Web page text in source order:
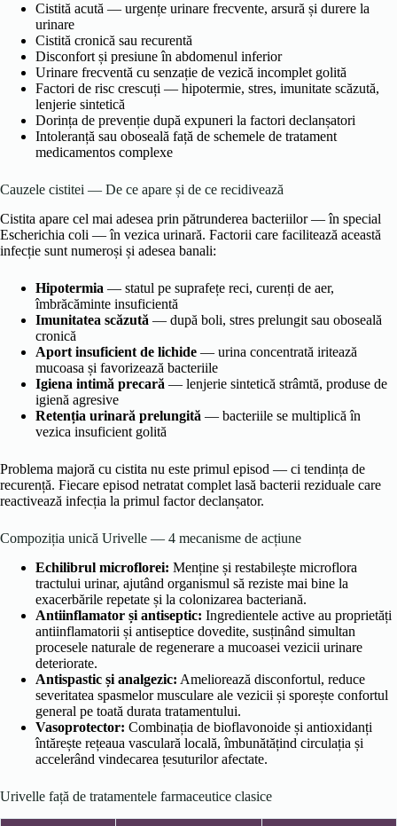
Cistită acută — urgențe urinare frecvente, arsură și durere la
urinare
Cistită cronică sau recurentă
Disconfort și presiune în abdomenul inferior
Urinare frecventă cu senzație de vezică incomplet golită
Factori de risc crescuți — hipotermie, stres, imunitate scăzută,
lenjerie sintetică
Dorința de prevenție după expuneri la factori declanșatori
Intoleranță sau oboseală față de schemele de tratament
medicamentos complexe
Cauzele cistitei — De ce apare și de ce recidivează
Cistita apare cel mai adesea prin pătrunderea bacteriilor — în special
Escherichia coli — în vezica urinară. Factorii care facilitează această
infecție sunt numeroși și adesea banali:
Hipotermia — statul pe suprafețe reci, curenți de aer,
îmbrăcăminte insuficientă
Imunitatea scăzută — după boli, stres prelungit sau oboseală
cronică
Aport insuficient de lichide — urina concentrată iritează
mucoasa și favorizează bacteriile
Igiena intimă precară — lenjerie sintetică strâmtă, produse de
igienă agresive
Retenția urinară prelungită — bacteriile se multiplică în
vezica insuficient golită
Problema majoră cu cistita nu este primul episod — ci tendința de
recurență. Fiecare episod netratat complet lasă bacterii reziduale care
reactivează infecția la primul factor declanșator.
Compoziția unică Urivelle — 4 mecanisme de acțiune
Echilibrul microflorei: Menține și restabilește microflora
tractului urinar, ajutând organismul să reziste mai bine la
exacerbările repetate și la colonizarea bacteriană.
Antiinflamator și antiseptic: Ingredientele active au proprietăți
antiinflamatorii și antiseptice dovedite, susținând simultan
procesele naturale de regenerare a mucoasei vezicii urinare
deteriorate.
Antispastic și analgezic: Ameliorează disconfortul, reduce
severitatea spasmelor musculare ale vezicii și sporește confortul
general pe toată durata tratamentului.
Vasoprotector: Combinația de bioflavonoide și antioxidanți
întărește rețeaua vasculară locală, îmbunătățind circulația și
accelerând vindecarea țesuturilor afectate.
Urivelle față de tratamentele farmaceutice clasice